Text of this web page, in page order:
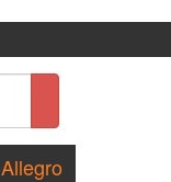
Allegro